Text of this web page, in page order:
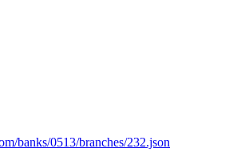
banks/0513/branches/232.json